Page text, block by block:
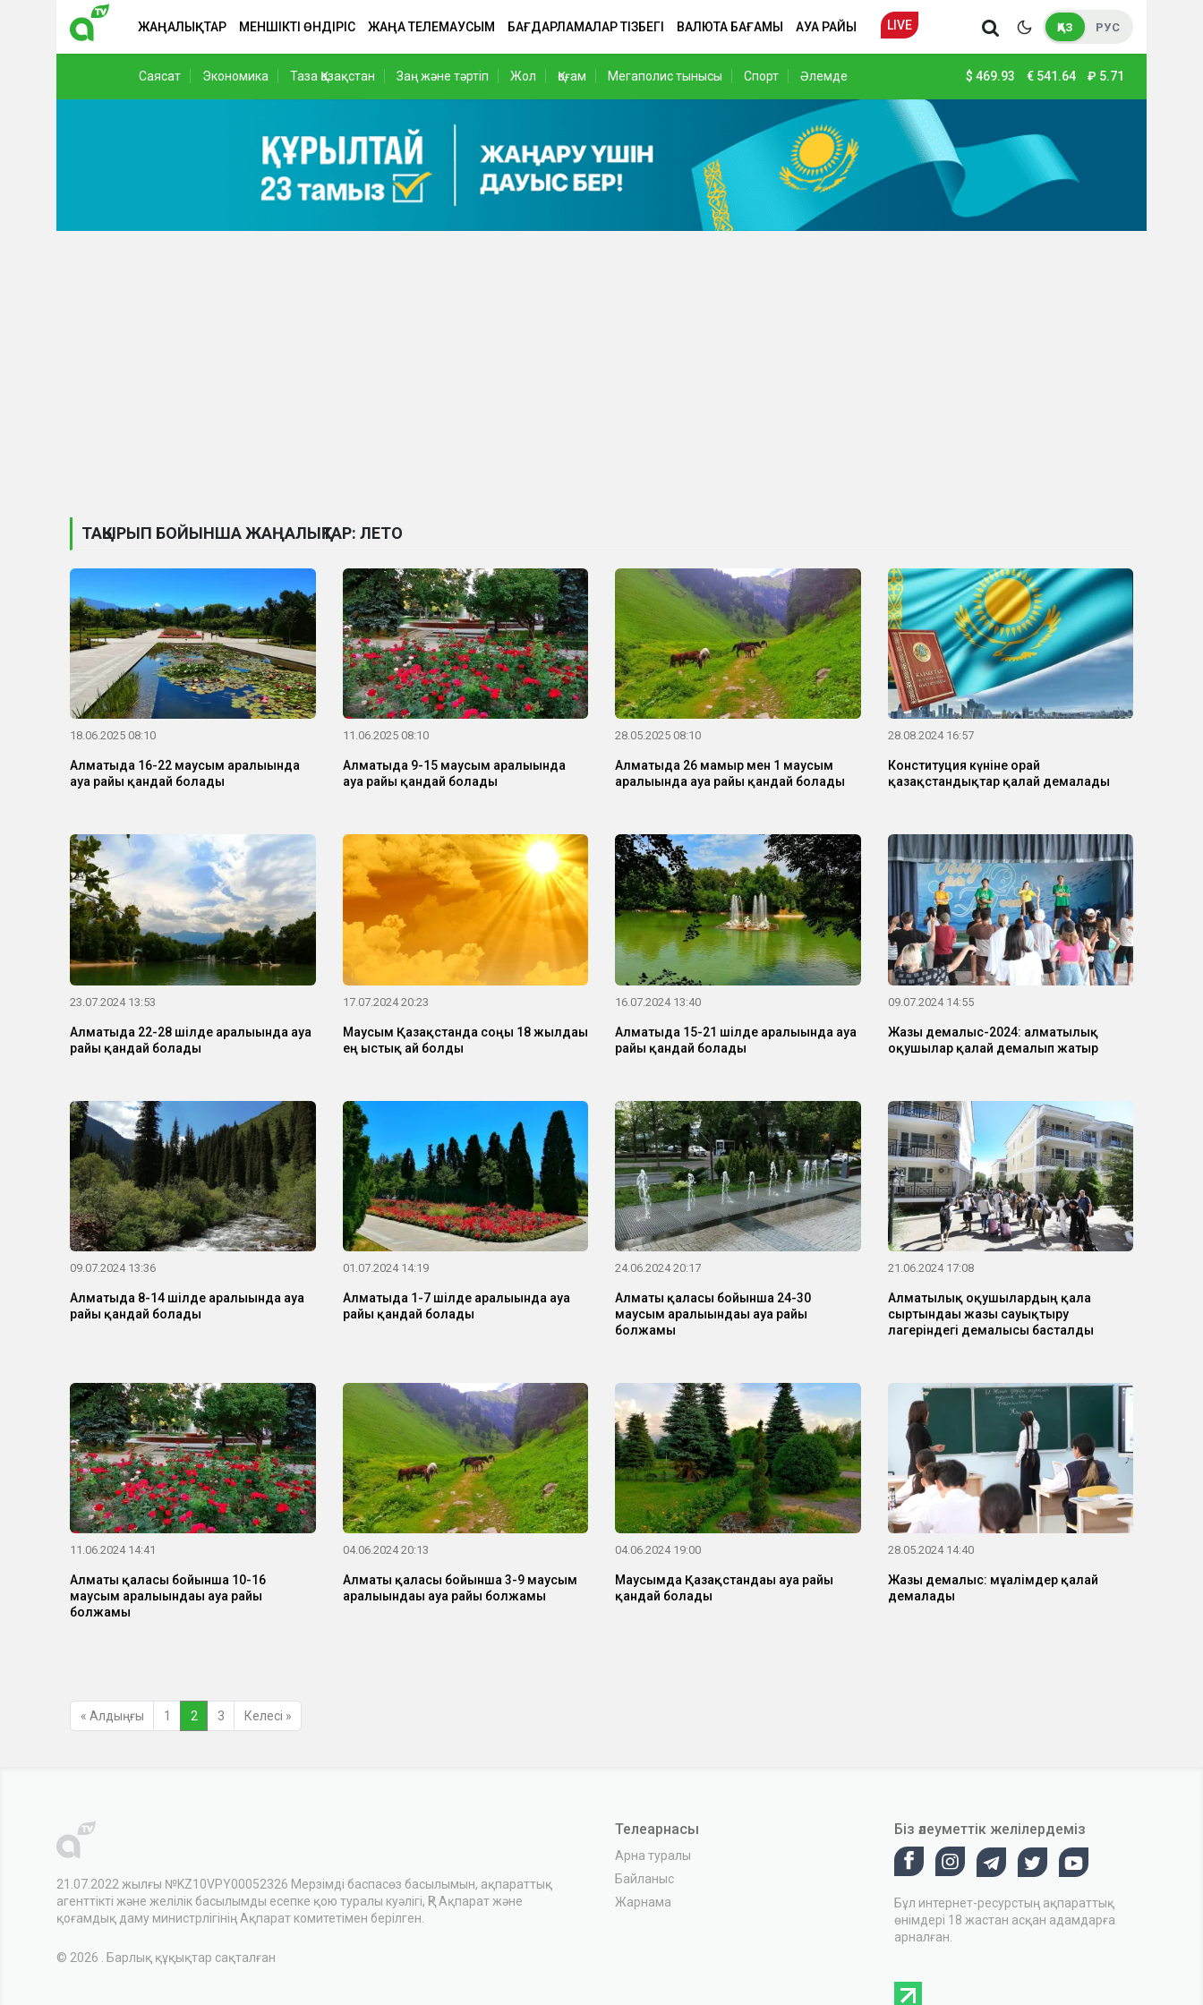
ЖАҢАЛЫҚТАР МЕНШІКТІ ӨНДІРІС ЖАҢА ТЕЛЕМАУСЫМ БАҒДАРЛАМАЛАР ТІЗБЕГІ ВАЛЮТА БАҒАМЫ АУА РАЙЫ LIVE ҚАЗ РУС
Саясат Экономика Таза Қазақстан Заң және тәртіп Жол Қоғам Мегаполис тынысы Спорт Әлемде $ 469.93 € 541.64 ₽ 5.71
ТАҚЫРЫП БОЙЫНША ЖАҢАЛЫҚТАР: ЛЕТО
18.06.2025 08:10
Алматыда 16-22 маусым аралығында
ауа райы қандай болады
11.06.2025 08:10
Алматыда 9-15 маусым аралығында
ауа райы қандай болады
28.05.2025 08:10
Алматыда 26 мамыр мен 1 маусым
аралығында ауа райы қандай болады
28.08.2024 16:57
Конституция күніне орай
қазақстандықтар қалай демалады
23.07.2024 13:53
Алматыда 22-28 шілде аралығында ауа
райы қандай болады
17.07.2024 20:23
Маусым Қазақстанда соңғы 18 жылдағы
ең ыстық ай болды
16.07.2024 13:40
Алматыда 15-21 шілде аралығында ауа
райы қандай болады
09.07.2024 14:55
Жазғы демалыс-2024: алматылық
оқушылар қалай демалып жатыр
09.07.2024 13:36
Алматыда 8-14 шілде аралығында ауа
райы қандай болады
01.07.2024 14:19
Алматыда 1-7 шілде аралығында ауа
райы қандай болады
24.06.2024 20:17
Алматы қаласы бойынша 24-30
маусым аралығындағы ауа райы
болжамы
21.06.2024 17:08
Алматылық оқушылардың қала
сыртындағы жазғы сауықтыру
лагеріндегі демалысы басталды
11.06.2024 14:41
Алматы қаласы бойынша 10-16
маусым аралығындағы ауа райы
болжамы
04.06.2024 20:13
Алматы қаласы бойынша 3-9 маусым
аралығындағы ауа райы болжамы
04.06.2024 19:00
Маусымда Қазақстандағы ауа райы
қандай болады
28.05.2024 14:40
Жазғы демалыс: мұғалімдер қалай
демалады
« Алдыңғы 1 2 3 Келесі »
21.07.2022 жылғы №KZ10VPY00052326 Мерзімді баспасөз басылымын, ақпараттық
агенттікті және желілік басылымды есепке қою туралы куәлігі, ҚР Ақпарат және
қоғамдық даму министрлігінің Ақпарат комитетімен берілген.
© 2026 . Барлық құқықтар сақталған
Телеарнасы
Арна туралы
Байланыс
Жарнама
Біз әлеуметтік желілердеміз
Бұл интернет-ресурстың ақпараттық
өнімдері 18 жастан асқан адамдарға
арналған.